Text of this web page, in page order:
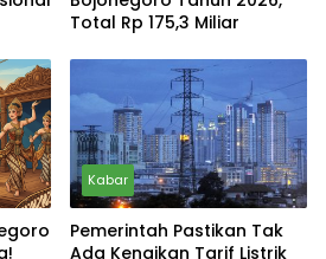
Total Rp 175,3 Miliar
Kabar
Pemerintah Pastikan Tak
Ada Kenaikan Tarif Listrik